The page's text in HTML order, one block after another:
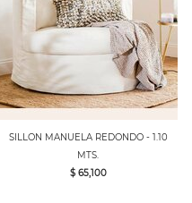
SILLON MANUELA REDONDO - 1.10
MTS.
$ 65,100